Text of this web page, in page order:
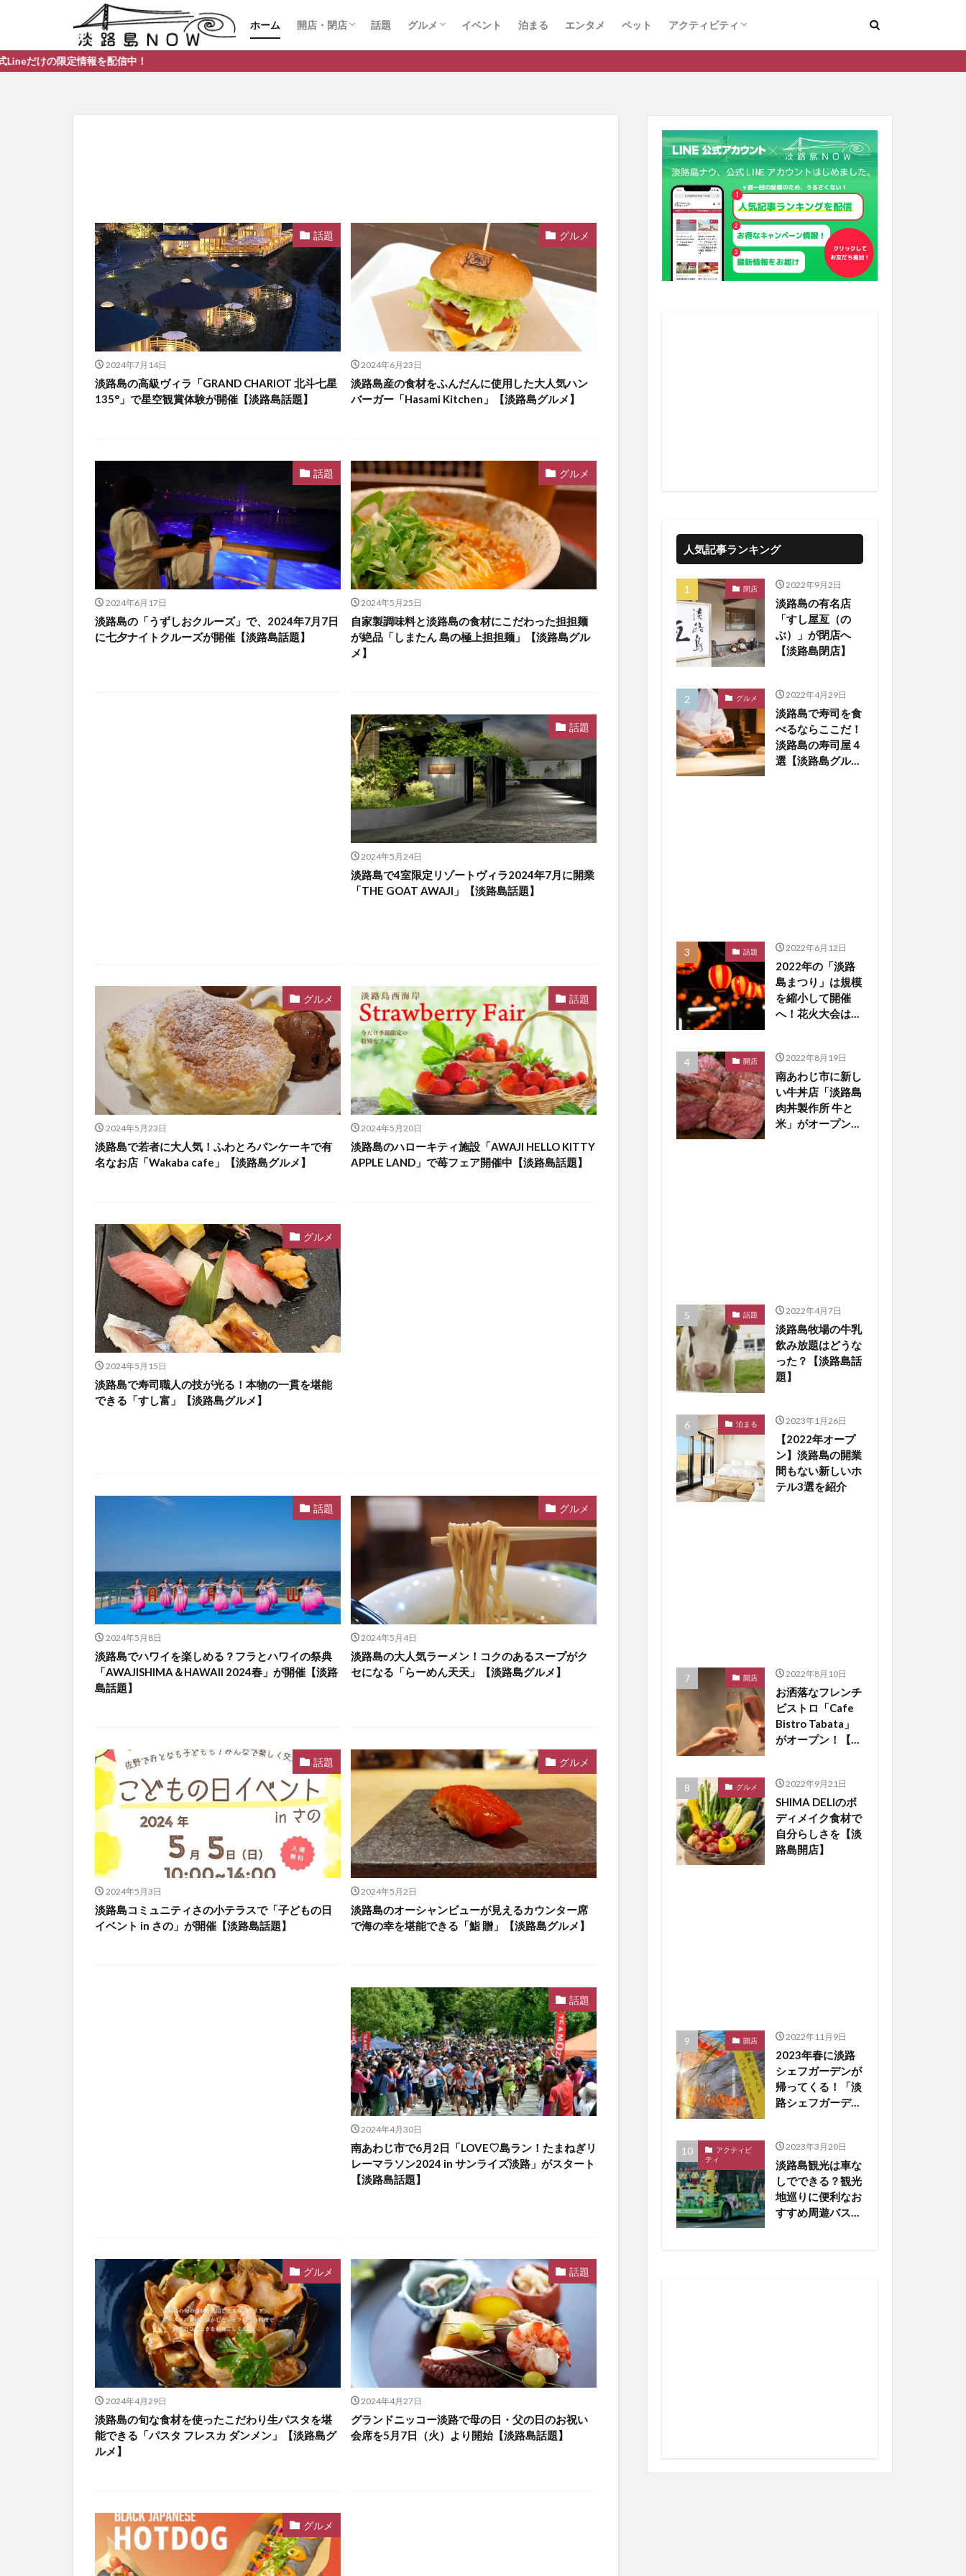
ホーム 開店・閉店 話題 グルメ イベント 泊まる エンタメ ペット アクティビティ
配信中！
話題
2024年7月14日
淡路島の高級ヴィラ「GRAND CHARIOT 北斗七星
135°」で星空観賞体験が開催【淡路島話題】
グルメ
2024年6月23日
淡路島産の食材をふんだんに使用した大人気ハン
バーガー「Hasami Kitchen」【淡路島グルメ】
話題
2024年6月17日
淡路島の「うずしおクルーズ」で、2024年7月7日
に七夕ナイトクルーズが開催【淡路島話題】
グルメ
2024年5月25日
自家製調味料と淡路島の食材にこだわった担担麺
が絶品「しまたん 島の極上担担麺」【淡路島グル
メ】
話題
2024年5月24日
淡路島で4室限定リゾートヴィラ2024年7月に開業
「THE GOAT AWAJI」【淡路島話題】
グルメ
2024年5月23日
淡路島で若者に大人気！ふわとろパンケーキで有
名なお店「Wakaba cafe」【淡路島グルメ】
話題
2024年5月20日
淡路島のハローキティ施設「AWAJI HELLO KITTY
APPLE LAND」で苺フェア開催中【淡路島話題】
グルメ
2024年5月15日
淡路島で寿司職人の技が光る！本物の一貫を堪能
できる「すし富」【淡路島グルメ】
話題
2024年5月8日
淡路島でハワイを楽しめる？フラとハワイの祭典
「AWAJISHIMA＆HAWAII 2024春」が開催【淡路
島話題】
グルメ
2024年5月4日
淡路島の大人気ラーメン！コクのあるスープがク
セになる「らーめん天天」【淡路島グルメ】
話題
2024年5月3日
淡路島コミュニティさの小テラスで「子どもの日
イベント in さの」が開催【淡路島話題】
グルメ
2024年5月2日
淡路島のオーシャンビューが見えるカウンター席
で海の幸を堪能できる「鮨 贈」【淡路島グルメ】
話題
2024年4月30日
南あわじ市で6月2日「LOVE♡島ラン！たまねぎリ
レーマラソン2024 in サンライズ淡路」がスタート
【淡路島話題】
グルメ
2024年4月29日
淡路島の旬な食材を使ったこだわり生パスタを堪
能できる「パスタ フレスカ ダンメン」【淡路島グ
ルメ】
話題
2024年4月27日
グランドニッコー淡路で母の日・父の日のお祝い
会席を5月7日（火）より開始【淡路島話題】
グルメ
人気記事ランキング
閉店 2022年9月2日
淡路島の有名店
「すし屋亙（の
ぶ）」が閉店へ
【淡路島閉店】
グルメ 2022年4月29日
淡路島で寿司を食
べるならここだ！
淡路島の寿司屋４
選【淡路島グルメ
話題 2022年6月12日
2022年の「淡路
島まつり」は規模
を縮小して開催
へ！花火大会は中
開店 2022年8月19日
南あわじ市に新し
い牛丼店「淡路島
肉丼製作所 牛と
米」がオープン
話題 2022年4月7日
淡路島牧場の牛乳
飲み放題はどうな
った？【淡路島話
題】
泊まる 2023年1月26日
【2022年オープ
ン】淡路島の開業
間もない新しいホ
テル3選を紹介
開店 2022年8月10日
お洒落なフレンチ
ビストロ「Cafe
Bistro Tabata」
がオープン！【淡
グルメ 2022年9月21日
SHIMA DELIのボ
ディメイク食材で
自分らしさを【淡
路島開店】
開店 2022年11月9日
2023年春に淡路
シェフガーデンが
帰ってくる！「淡
路シェフガーデン
アクティビ
ティ
2023年3月20日
淡路島観光は車な
しでできる？観光
地巡りに便利なお
すすめ周遊バスを